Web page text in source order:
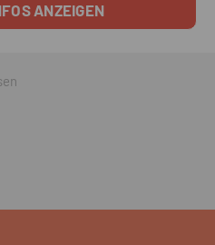
ANZEIGEN